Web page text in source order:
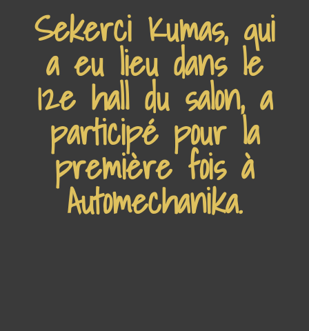
Sekerci Kumas, qui
a eu lieu dans le
12e hall du salon, a
participé pour la
première fois à
Automechanika.​